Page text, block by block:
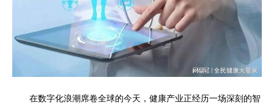
在数字化浪潮席卷全球的今天，健康产业正经历一场深刻的智